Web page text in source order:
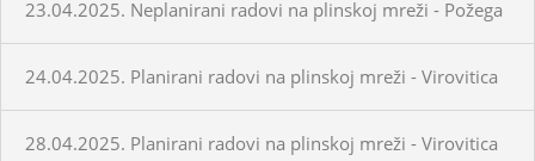
23.04.2025. Neplanirani radovi na plinskoj mreži - Požega
24.04.2025. Planirani radovi na plinskoj mreži - Virovitica
28.04.2025. Planirani radovi na plinskoj mreži - Virovitica